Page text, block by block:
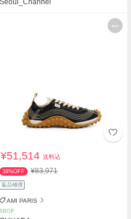
¥51,514送料込
38%OFF ¥83,971
返品補償
AMI PARIS
SHOP